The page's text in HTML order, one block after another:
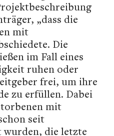
„dass die
mit
Die
im Fall eines
ruhen oder
frei, um ihre
zu erfüllen. Dabei
mit
seit
wurden, die letzte